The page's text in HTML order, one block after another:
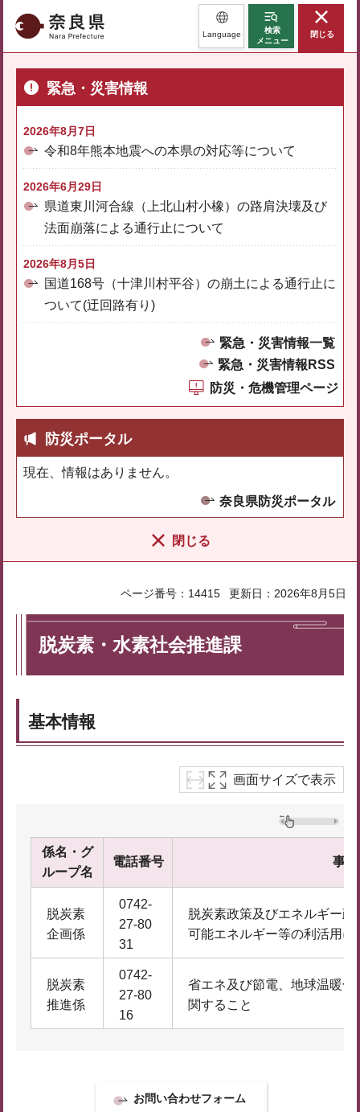
奈良県 Language
検索
メニュー
閉じる
緊急・災害情報
2026年8月7日
令和8年熊本地震への本県の対応等について
2026年6月29日
県道東川河合線（上北山村小橡）の路肩決壊及び
法面崩落による通行止について
2026年8月5日
国道168号（十津川村平谷）の崩土による通行止に
ついて(迂回路有り)
緊急・災害情報一覧
緊急・災害情報RSS
防災・危機管理ページ
防災ポータル
現在、情報はありません。
奈良県防災ポータル
閉じる
ページ番号：14415 更新日：2026年8月5日
脱炭素・水素社会推進課
基本情報
画面サイズで表示
係名・グ
ループ名
電話番号 事
脱炭素
企画係
0742-
27-80
31
脱炭素政策及びエネルギー
可能エネルギー等の利活用に
脱炭素
推進係
0742-
27-80
16
省エネ及び節電、地球温暖
関すること